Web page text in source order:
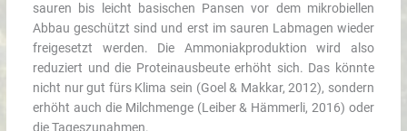
sauren bis leicht basischen Pansen vor dem mikrobiellen
Abbau geschützt sind und erst im sauren Labmagen wieder
freigesetzt werden. Die Ammoniakproduktion wird also
reduziert und die Proteinausbeute erhöht sich. Das könnte
nicht nur gut fürs Klima sein (Goel & Makkar, 2012), sondern
erhöht auch die Milchmenge (Leiber & Hämmerli, 2016) oder
die Tageszunahmen.